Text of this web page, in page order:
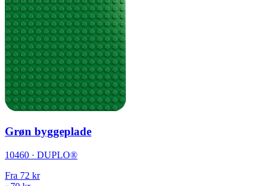
Grøn byggeplade
10460 · DUPLO®
Fra 72 kr